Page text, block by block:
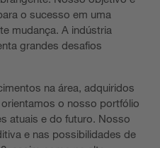
o sucesso em uma
mudança. A indústria
grandes desafios
na área, adquiridos
o nosso portfólio
atuais e do futuro. Nosso
e nas possibilidades de